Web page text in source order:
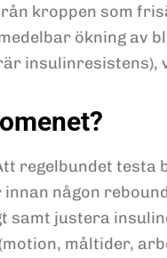
kroppen som
ökning
regelbundet
någon
justera
måltider,